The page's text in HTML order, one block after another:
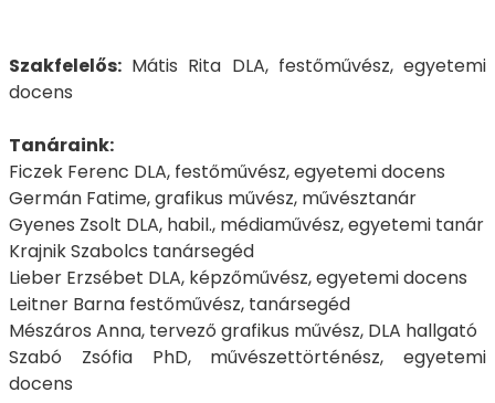
Szakfelelős: Mátis Rita DLA, festőművész, egyetemi
docens
Tanáraink:
Ficzek Ferenc DLA, festőművész, egyetemi docens
Germán Fatime, grafikus művész, művésztanár
Gyenes Zsolt DLA, habil., médiaművész, egyetemi tanár
Krajnik Szabolcs tanársegéd
Lieber Erzsébet DLA, képzőművész, egyetemi docens
Leitner Barna festőművész, tanársegéd
Mészáros Anna, tervező grafikus művész, DLA hallgató
Szabó Zsófia PhD, művészettörténész, egyetemi
docens